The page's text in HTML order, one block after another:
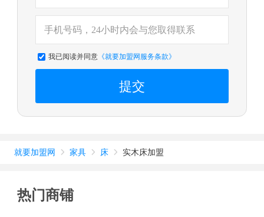
我已阅读并同意《就要加盟网服务条款》
提交
就要加盟网  家具  床  实木床加盟
热门商铺